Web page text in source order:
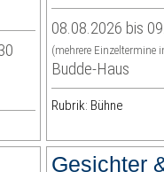
08.08.2026 bis
(mehrere Einzeltermine
Budde-Haus
Rubrik: Bühne
Gesichter